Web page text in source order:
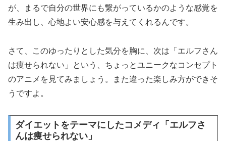
が、まるで自分の世界にも繋がっているかのような感覚を
生み出し、心地よい安心感を与えてくれるんです。
さて、このゆったりとした気分を胸に、次は「エルフさん
は痩せられない」という、ちょっとユニークなコンセプト
のアニメを見てみましょう。また違った楽しみ方ができそ
うですよ。
ダイエットをテーマにしたコメディ「エルフさ
んは痩せられない」